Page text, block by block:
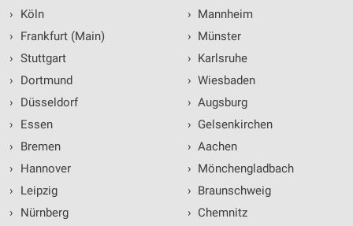
›
Köln
›
Frankfurt (Main)
› Stuttgart
›
Dortmund
›
Düsseldorf
›
Essen
›
Bremen
›
Hannover
›
Leipzig
›
Nürnberg
› Mannheim
› Münster
› Karlsruhe
› Wiesbaden
› Augsburg
› Gelsenkirchen
› Aachen
› Mönchengladbach
› Braunschweig
› Chemnitz